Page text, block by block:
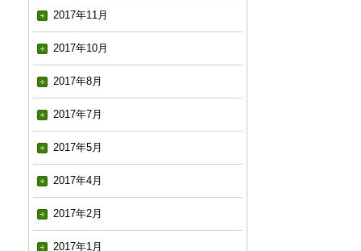
2017年11月
2017年10月
2017年8月
2017年7月
2017年5月
2017年4月
2017年2月
2017年1月